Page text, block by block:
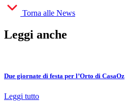
Torna alle News
Leggi anche
Due giornate di festa per l’Orto di CasaOz
Leggi tutto